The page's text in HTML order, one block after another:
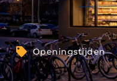
Openingstijden